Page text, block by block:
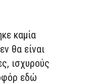
καμία
θα είναι
ισχυρούς
εδώ